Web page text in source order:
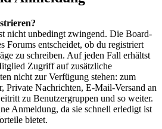
nicht unbedingt zwingend. Die Board-
Forums entscheidet, ob du registriert
zu schreiben. Auf jeden Fall erhältst
Zugriff auf zusätzliche
nicht zur Verfügung stehen: zum
Private Nachrichten, E-Mail-Versand an
zu Benutzergruppen und so weiter.
Anmeldung, da sie schnell erledigt ist
bietet.